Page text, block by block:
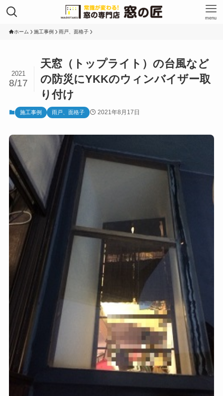
menu
ホーム 施工事例 雨戸、面格子
天窓（トップライト）の台風など
の防災にYKKのウィンバイザー取
り付け
2021
8/17
施工事例 雨戸、面格子 2021年8月17日